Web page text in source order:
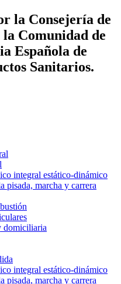
la Consejería de
la Comunidad de
Española de
Sanitarios.
integral estático-dinámico
pisada, marcha y carrera
domiciliaria
integral estático-dinámico
pisada, marcha y carrera